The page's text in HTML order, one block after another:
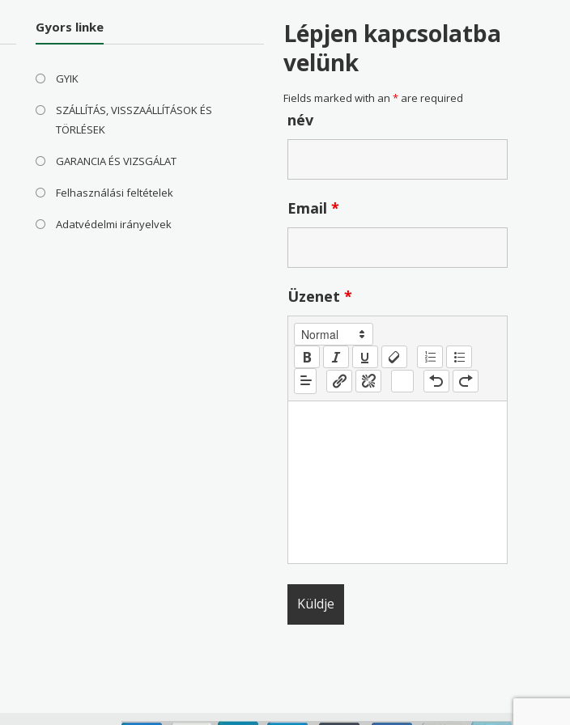
Gyors linke
GYIK
SZÁLLÍTÁS, VISSZAÁLLÍTÁSOK ÉS
TÖRLÉSEK
GARANCIA ÉS VIZSGÁLAT
Felhasználási feltételek
Adatvédelmi irányelvek
Lépjen kapcsolatba
velünk
Fields marked with an* are required
név
Email*
Üzenet*